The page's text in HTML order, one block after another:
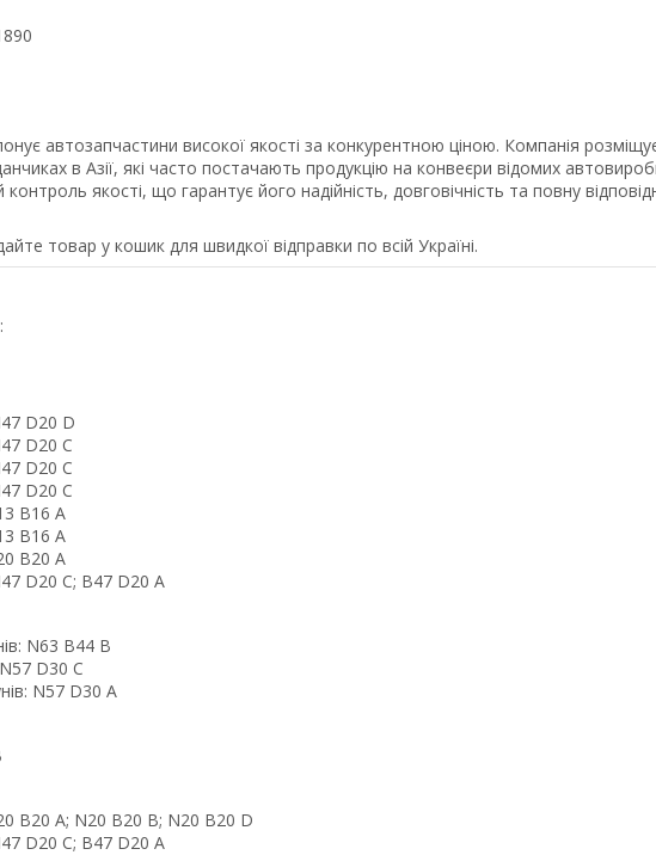
автозапчастини високої якості за конкурентною ціною. Компанія
в Азії, які часто постачають продукцію на конвеєри відомих
якості, що гарантує його надійність, довговічність та повну
товар у кошик для швидкої відправки по всій Україні.
D20 D
D20 C
D20 C
D20 C
B16 A
B16 A
B20 A
D20 C; B47 D20 A
N63 B44 B
D30 C
N57 D30 A
B20 A; N20 B20 B; N20 B20 D
D20 C; B47 D20 A